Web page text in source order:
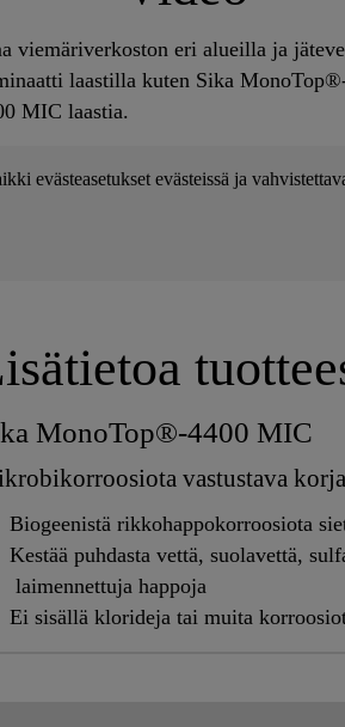
eri alueilla ja
laastilla kuten Sika
MIC laastia.
evästeasetukset evästeissä ja
MonoTop®-4400 MIC
vastustava
Biogeenistä rikkohappokorroosiota
Kestää puhdasta vettä, suolavettä,
laimennettuja happoja
Ei sisällä klorideja tai muita